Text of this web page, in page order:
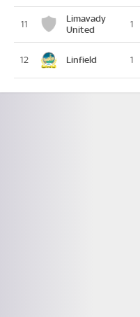
11
Limavady
United
1
12 Linfield 1